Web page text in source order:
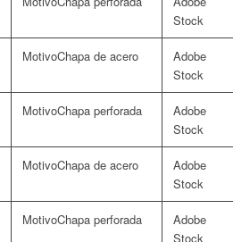
Stock
Chapa de acero
Adobe
Stock
Chapa perforada
Adobe
Stock
Chapa de acero
Adobe
Stock
Chapa perforada
Adobe
Stock